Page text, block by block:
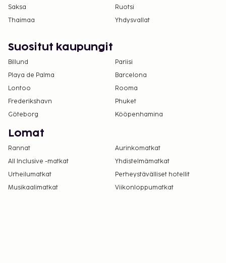
Saksa
Ruotsi
Thaimaa
Yhdysvallat
Suositut kaupungit
Billund
Pariisi
Playa de Palma
Barcelona
Lontoo
Rooma
Frederikshavn
Phuket
Göteborg
Kööpenhamina
Lomat
Rannat
Aurinkomatkat
All Inclusive -matkat
Yhdistelmämatkat
Urheilumatkat
Perheystävälliset hotellit
Musikaalimatkat
Viikonloppumatkat